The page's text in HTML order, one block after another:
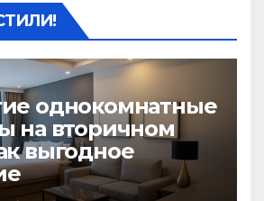
однокомнатные
на вторичном
выгодное